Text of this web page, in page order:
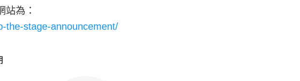
站為：
the-stage-announcement/